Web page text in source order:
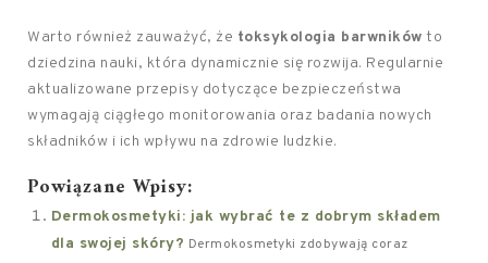
Warto również zauważyć, że toksykologia barwników to
dziedzina nauki, która dynamicznie się rozwija. Regularnie
aktualizowane przepisy dotyczące bezpieczeństwa
wymagają ciągłego monitorowania oraz badania nowych
składników i ich wpływu na zdrowie ludzkie.
Powiązane Wpisy:
Dermokosmetyki: jak wybrać te z dobrym składem
dla swojej skóry? Dermokosmetyki zdobywają coraz